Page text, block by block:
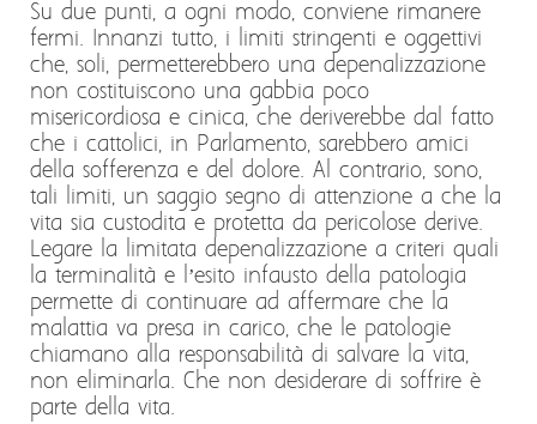
Su due punti, a ogni modo, conviene rimanere
fermi. Innanzi tutto, i limiti stringenti e oggettivi
che, soli, permetterebbero una depenalizzazione
non costituiscono una gabbia poco
misericordiosa e cinica, che deriverebbe dal fatto
che i cattolici, in Parlamento, sarebbero amici
della sofferenza e del dolore. Al contrario, sono,
tali limiti, un saggio segno di attenzione a che la
vita sia custodita e protetta da pericolose derive.
Legare la limitata depenalizzazione a criteri quali
la terminalità e l’esito infausto della patologia
permette di continuare ad affermare che la
malattia va presa in carico, che le patologie
chiamano alla responsabilità di salvare la vita,
non eliminarla. Che non desiderare di soffrire è
parte della vita.